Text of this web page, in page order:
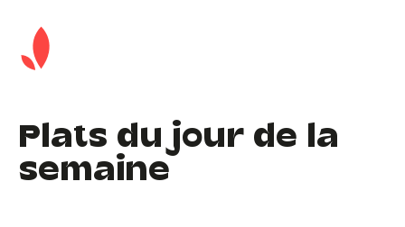
Plats du jour de la
semaine